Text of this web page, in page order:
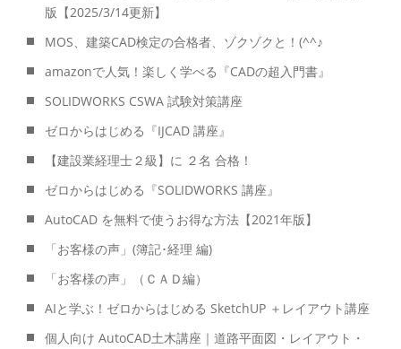
版【2025/3/14更新】
MOS、建築CAD検定の合格者、ゾクゾクと！(^^♪
amazonで人気！楽しく学べる『CADの超入門書』
SOLIDWORKS CSWA 試験対策講座
ゼロからはじめる『IJCAD 講座』
【建設業経理士２級】に ２名 合格！
ゼロからはじめる『SOLIDWORKS 講座』
AutoCAD を無料で使うお得な方法【2021年版】
「お客様の声」(簿記･経理 編)
「お客様の声」（ＣＡＤ編）
AIと学ぶ！ゼロからはじめる SketchUP ＋レイアウト講座
個人向け AutoCAD土木講座｜道路平面図・レイアウト・